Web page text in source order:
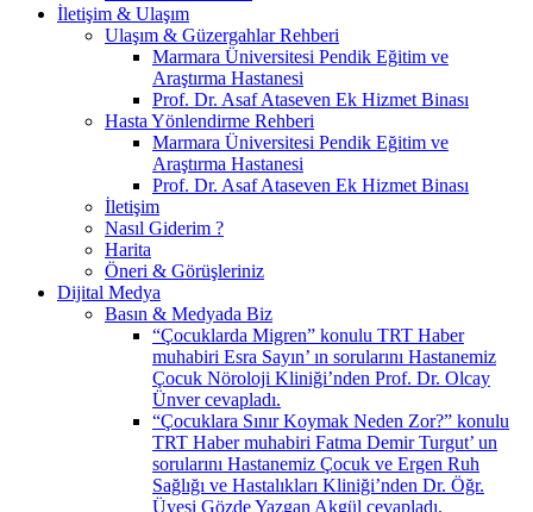
İletişim & Ulaşım
Ulaşım & Güzergahlar Rehberi
Marmara Üniversitesi Pendik Eğitim ve
Araştırma Hastanesi
Prof. Dr. Asaf Ataseven Ek Hizmet Binası
Hasta Yönlendirme Rehberi
Marmara Üniversitesi Pendik Eğitim ve
Araştırma Hastanesi
Prof. Dr. Asaf Ataseven Ek Hizmet Binası
İletişim
Nasıl Giderim ?
Harita
Öneri & Görüşleriniz
Dijital Medya
Basın & Medyada Biz
“Çocuklarda Migren” konulu TRT Haber
muhabiri Esra Sayın’ ın sorularını Hastanemiz
Çocuk Nöroloji Kliniği’nden Prof. Dr. Olcay
Ünver cevapladı.
“Çocuklara Sınır Koymak Neden Zor?” konulu
TRT Haber muhabiri Fatma Demir Turgut’ un
sorularını Hastanemiz Çocuk ve Ergen Ruh
Sağlığı ve Hastalıkları Kliniği’nden Dr. Öğr.
Üyesi Gözde Yazgan Akgül cevapladı.